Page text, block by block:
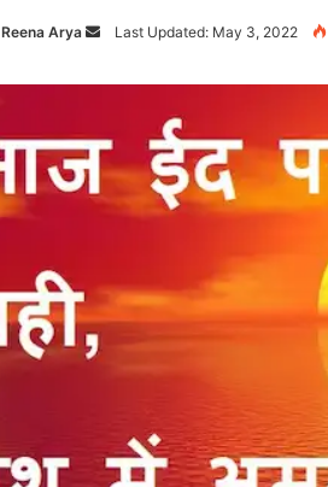
Reena Arya
Send
email
Last Updated: May 3, 2022